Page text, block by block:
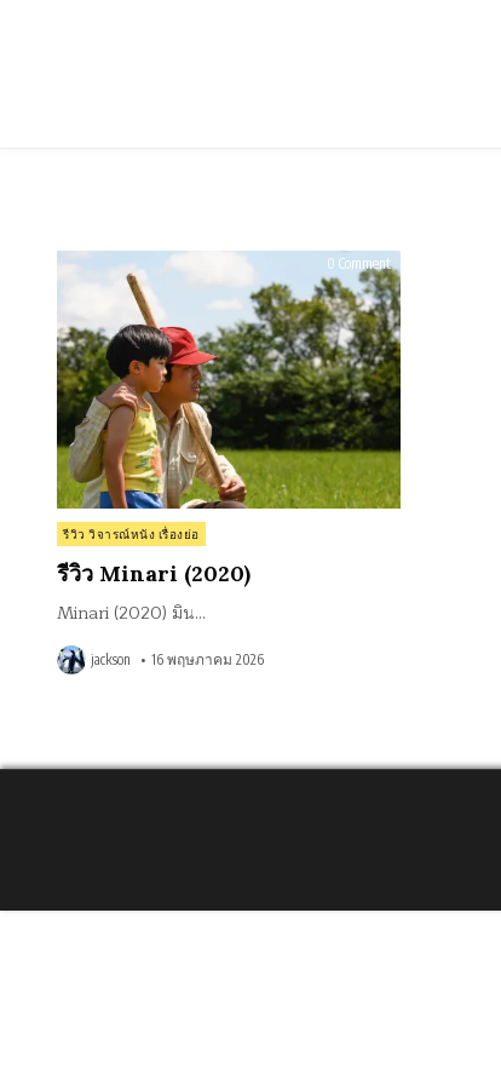
0 Commenton
รีวิว
Minari
(2020)
Posted
in
รีวิว วิจารณ์หนัง เรื่องย่อ
รีวิว Minari (2020)
Minari (2020) มิน…
jackson 16 พฤษภาคม 2026